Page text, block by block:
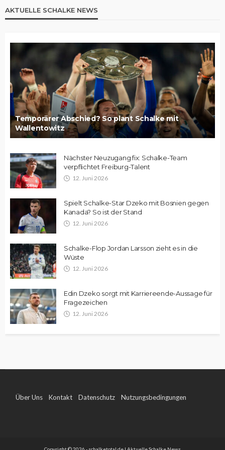
AKTUELLE SCHALKE NEWS
Temporärer Abschied? So plant Schalke mit
Wallentowitz
Nächster Neuzugang fix: Schalke-Team
verpflichtet Freiburg-Talent
12. Juni 2026
Spielt Schalke-Star Dzeko mit Bosnien gegen
Kanada? So ist der Stand
12. Juni 2026
Schalke-Flop Jordan Larsson zieht es in die
Wüste
12. Juni 2026
Edin Dzeko sorgt mit Karriereende-Aussage für
Fragezeichen
12. Juni 2026
Über Uns Kontakt Datenschutz Nutzungsbedingungen
Copyright © 2026 - schalketotal.de | Aktuelle Schalke News